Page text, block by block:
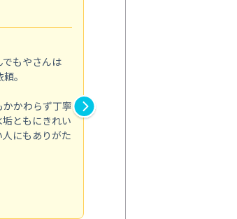
もやさんは
。
かわらず丁寧
ともにきれい
にもありがた